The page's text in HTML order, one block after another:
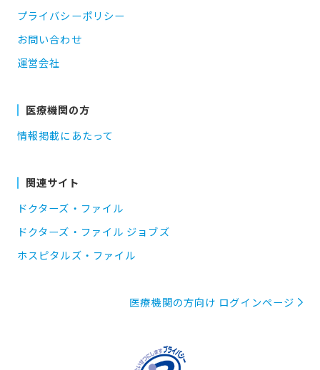
プライバシーポリシー
お問い合わせ
運営会社
医療機関の方
情報掲載にあたって
関連サイト
ドクターズ・ファイル
ドクターズ・ファイル ジョブズ
ホスピタルズ・ファイル
医療機関の方向け ログインページ